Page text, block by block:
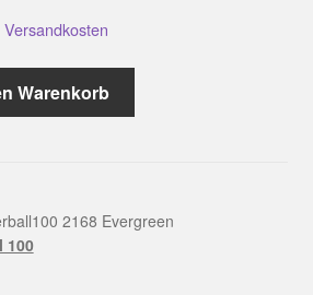
Versandkosten
Warenkorb
2168 Evergreen
100